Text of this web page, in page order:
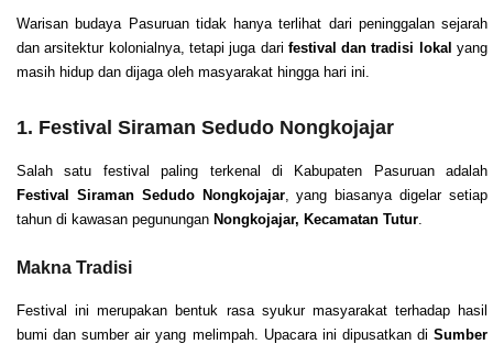
Warisan budaya Pasuruan tidak hanya terlihat dari peninggalan sejarah
dan arsitektur kolonialnya, tetapi juga dari festival dan tradisi lokal yang
masih hidup dan dijaga oleh masyarakat hingga hari ini.
1. Festival Siraman Sedudo Nongkojajar
Salah satu festival paling terkenal di Kabupaten Pasuruan adalah
Festival Siraman Sedudo Nongkojajar, yang biasanya digelar setiap
tahun di kawasan pegunungan Nongkojajar, Kecamatan Tutur
Makna Tradisi
Festival ini merupakan bentuk rasa syukur masyarakat terhadap hasil
bumi dan sumber air yang melimpah. Upacara ini dipusatkan di Sumber